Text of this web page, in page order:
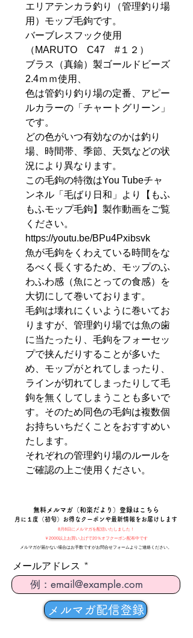
エリアテンカラ釣り（管理釣り場
用）モップ毛鉤です。
バーブレスフック使用
（MARUTO C47 #１２）
ブラス（真鍮）製ゴールドビーズ
2.4ｍｍ使用、
色は管釣り釣り場の定番、アピー
ルカラーの「チャートグリーン」
です。
どの色がいつ有効なのかは釣り
場、時間帯、季節、天気などの状
況により異なります。
この毛鉤の特徴はYou Tubeチャ
ンネル「毛ばり日和」より【もふ
もふモップ毛鉤】製作動画をご覧
ください。
https://youtu.be/BPu4Pxibsvk
魚が毛鉤をくわえている時間をな
るべく長くするため、モップのふ
わふわ感（魚にとっての食感）を
大切にして巻いております。
毛鉤は壊れにくいように巻いてお
りますが、管理釣り場では魚の歯
に当たったり、毛鉤をフォーセッ
プで挟んだりすることが多いた
め、モップがとれてしまったり、
ラインが切れてしまったりして毛
鉤を無くしてしまうことも多いで
す。そのため同色の毛鉤は複数個
お持ちいちだくことをおすすめい
たします。
それぞれの管理釣り場のルールを
ご確認の上ご使用ください。
​無料メルマガ（和楽だより）登録はこちら
月に１度（初旬）お得なクーポンや最新情報をお届けします
8月8日にメルマガを配信いたしました！
￥2000以上お買い上げで20％オフクーポン配布中です
メルマガが届かない場合はお手数ですがお問合せフォームよりご連絡ください。
メールアドレス
メルマガ配信登録